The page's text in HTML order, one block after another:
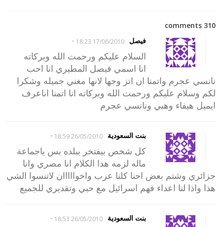
310 comments
فيصل
17/06/2010 18:23
-
السلام عليكم ورحمت الله وبركاته
انا اسمي فيصل المطيري انا احب
نانسي عجرم واتمنا ان اتز وجها لانها مغني جميله وشكرا
لكم وسلام عليكم ورحمت الله وبركاته انا اتمنا اناعرف
ايميل هيفاء وهبي ونانسي عجرم
بنت السعودية 26/05/2010 18:59
-
كل شخص بيفتخر ببلده بس ياجماعة
ماله لزمه هدا الكلام انا مصري وانا
جزائري وشتم بعض احنا كلنا عرب واخوااااان لاتنسوا الشي
هذا واذا لنا اعداء فهم اسرائيل مع حبي وتقديري للجميع
بنت السعودية 26/05/2010 18:53
-